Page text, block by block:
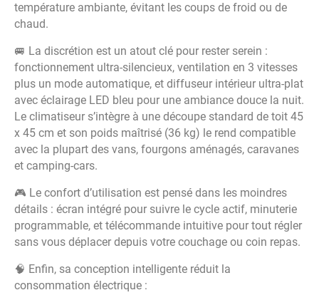
température ambiante, évitant les coups de froid ou de
chaud.
🚐 La discrétion est un atout clé pour rester serein :
fonctionnement ultra-silencieux, ventilation en 3 vitesses
plus un mode automatique, et diffuseur intérieur ultra-plat
avec éclairage LED bleu pour une ambiance douce la nuit.
Le climatiseur s’intègre à une découpe standard de toit 45
x 45 cm et son poids maîtrisé (36 kg) le rend compatible
avec la plupart des vans, fourgons aménagés, caravanes
et camping-cars.
🎮 Le confort d’utilisation est pensé dans les moindres
détails : écran intégré pour suivre le cycle actif, minuterie
programmable, et télécommande intuitive pour tout régler
sans vous déplacer depuis votre couchage ou coin repas.
🧠 Enfin, sa conception intelligente réduit la
consommation électrique :